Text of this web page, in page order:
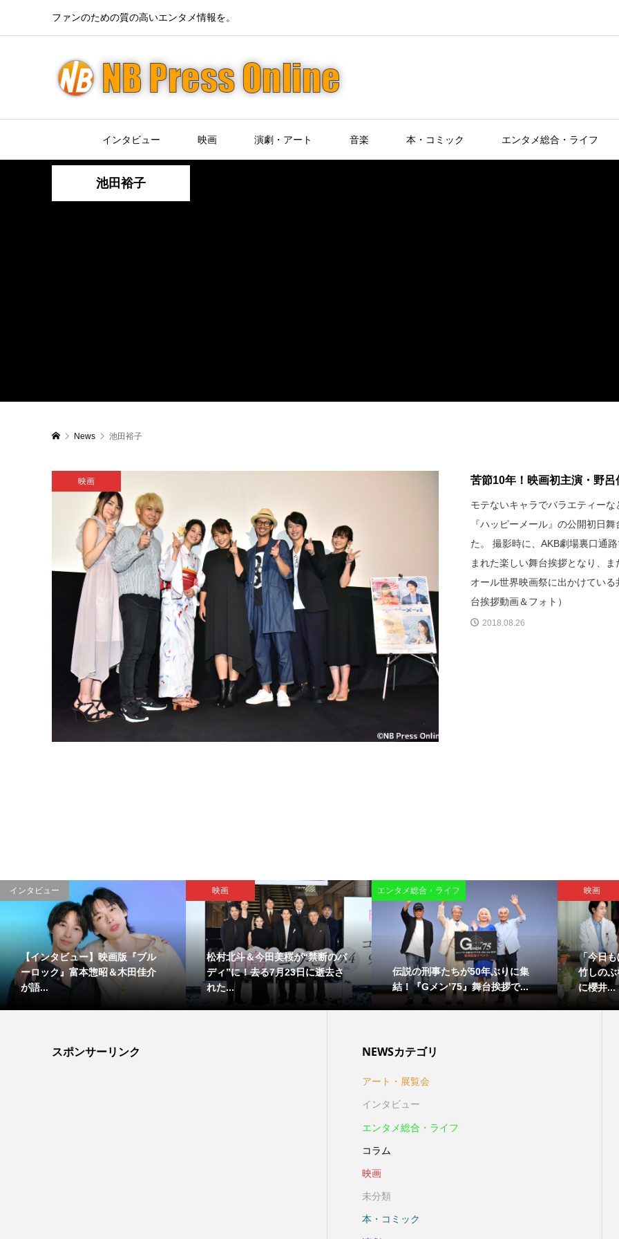
ファンのための質の高いエンタメ情報を。
インタビュー 映画 演劇・アート 音楽 本・コミック エンタメ総合・ライフ
池田裕子
News 池田裕子
映画 苦節10年！映画初主演・野
モテないキャラでバラエティー
『ハッピーメール』の公開初日
た。 撮影時に、AKB劇場裏口通
まれた楽しい舞台挨拶となり、
オール世界映画祭に出かけてい
台挨拶動画＆フォト）
2018.08.26
インタビュー
【インタビュー】映画版『ブル
ーロック』富本惣昭＆木田佳介
が語...
映画
松村北斗＆今田美桜が“禁断のバ
ディ”に！去る7月23日に逝去さ
れた...
エンタメ総合・ライフ
伝説の刑事たちが50年ぶりに集
結！『Gメン’75』舞台挨拶で...
映画
「今日
竹しの
に櫻井...
スポンサーリンク NEWSカテゴリ
アート・展覧会
インタビュー
エンタメ総合・ライフ
コラム
映画
未分類
本・コミック